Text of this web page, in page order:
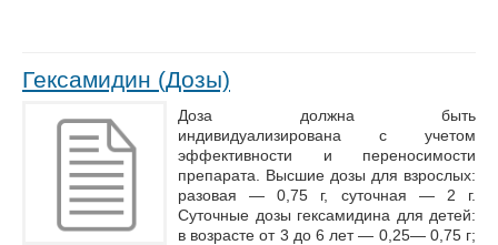
Гексамидин (Дозы)
Доза должна быть
индивидуализирована с учетом
эффективности и переносимости
препарата. Высшие дозы для взрослых:
разовая — 0,75 г, суточная — 2 г.
Суточные дозы гексамидина для детей:
в возрасте от 3 до 6 лет — 0,25— 0,75 г;